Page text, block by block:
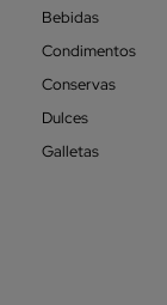
Bebidas
Condimentos
Conservas
Dulces
Galletas